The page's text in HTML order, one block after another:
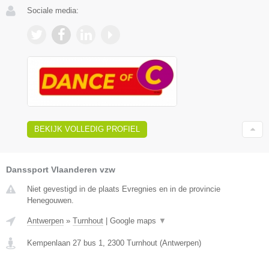
Sociale media:
BEKIJK VOLLEDIG PROFIEL
Danssport Vlaanderen vzw
Niet gevestigd in de plaats Evregnies en in de provincie
Henegouwen.
Antwerpen » Turnhout Google maps ▼
Kempenlaan 27 bus 1 2300 Turnhout (Antwerpen)